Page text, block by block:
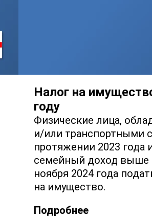
Налог на
году
Физические лица,
и/или транспортными
протяжении 2023
семейный доход выше
ноября 2024 года
на имущество.
Подробнее